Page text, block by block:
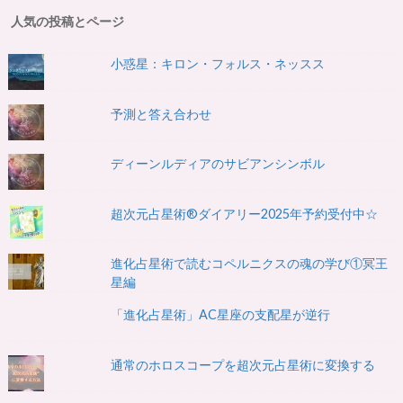
人気の投稿とページ
小惑星：キロン・フォルス・ネッスス
予測と答え合わせ
ディーンルディアのサビアンシンボル
超次元占星術®ダイアリー2025年予約受付中☆
進化占星術で読むコペルニクスの魂の学び①冥王
星編
「進化占星術」AC星座の支配星が逆行
通常のホロスコープを超次元占星術に変換する